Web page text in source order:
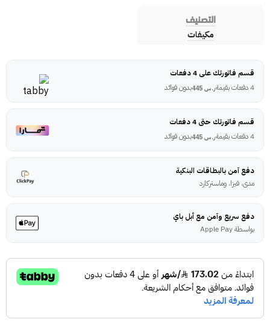
التصنيف
مكيفات
قسم فاتورتك على 4 دفعات
4 دفعات بقيمة
ر.س بدون فوائد
قسم فاتورتك حتى 4 دفعات
4 دفعات بقيمة
ر.س بدون فوائد
دفع آمن بالبطاقات البنكية
مدى، فيزا، وماستركارد
دفع سريع وآمن مع أبل باي
بواسطة Apple Pay